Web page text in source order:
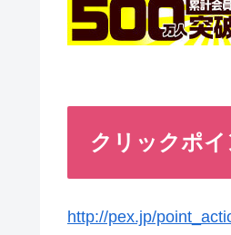
クリックポ
http://pex.jp/